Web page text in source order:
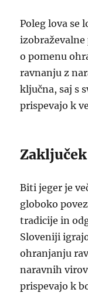
Poleg lova se
o pomenu
ravnanju z
ključna, saj s
prispevajo k
Zaključek
Biti jeger je
globoko
tradicije in
Sloveniji
ohranjanju
naravnih
prispevajo k